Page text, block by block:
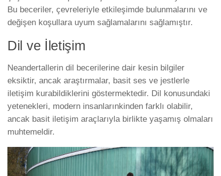
Bu beceriler, çevreleriyle etkileşimde bulunmalarını ve
değişen koşullara uyum sağlamalarını sağlamıştır.
Dil ve İletişim
Neandertallerin dil becerilerine dair kesin bilgiler
eksiktir, ancak araştırmalar, basit ses ve jestlerle
iletişim kurabildiklerini göstermektedir. Dil konusundaki
yetenekleri, modern insanlarınkinden farklı olabilir,
ancak basit iletişim araçlarıyla birlikte yaşamış olmaları
muhtemeldir.